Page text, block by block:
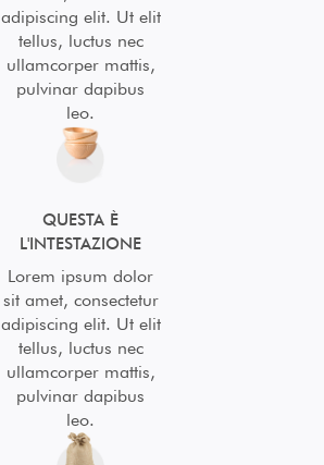
adipiscing elit. Ut elit
tellus, luctus nec
ullamcorper mattis,
pulvinar dapibus
leo.
QUESTA È
L'INTESTAZIONE
Lorem ipsum dolor
sit amet, consectetur
adipiscing elit. Ut elit
tellus, luctus nec
ullamcorper mattis,
pulvinar dapibus
leo.